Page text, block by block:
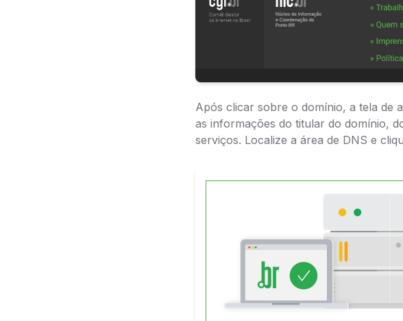
Após clicar sobre o domínio, a tela de
as informações do titular do domínio,
serviços. Localize a área de DNS e